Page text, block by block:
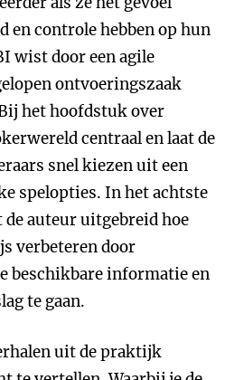
en controle hebben op hun
wist door een agile
ontvoeringszaak
het hoofdstuk over
centraal en laat de
snel kiezen uit een
spelopties. In het achtste
auteur uitgebreid hoe
verbeteren door
beschikbare informatie en
te gaan.
uit de praktijk